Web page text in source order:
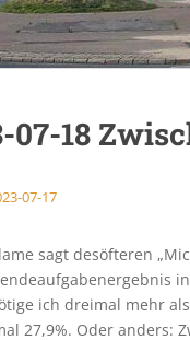
07-18
07-17
sagt desöfteren
ich dreimal mehr
27,9%. Oder anders: